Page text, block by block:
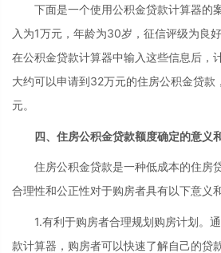
下面是一个使用公积金贷款计算器的
入为1万元，年龄为30岁，征信评级为良
在公积金贷款计算器中输入这些信息后，
大约可以申请到32万元的住房公积金贷
元。
四、住房公积金贷款额度确定的意义
住房公积金贷款是一种低成本的住房
合理性和公正性对于购房者具有以下意义
1.有利于购房者合理规划购房计划。通
款计算器，购房者可以快速了解自己的贷